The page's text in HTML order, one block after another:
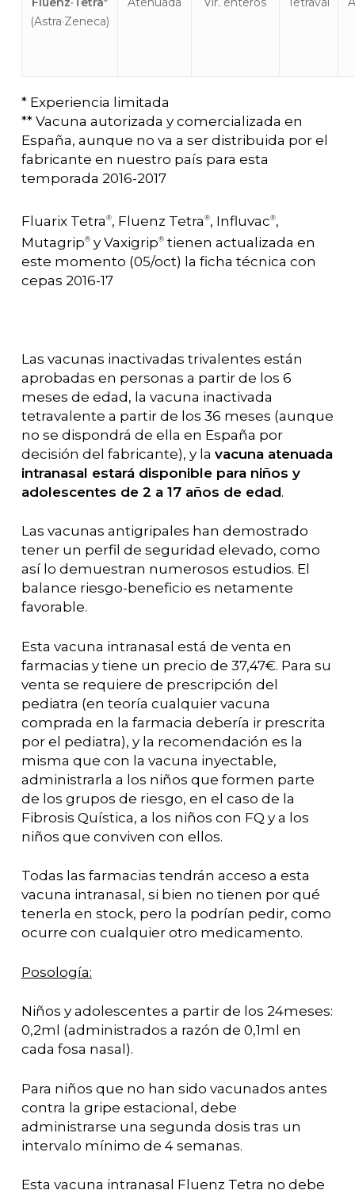
(Astra·Zeneca)
* Experiencia limitada
** Vacuna autorizada y comercializada en
España, aunque no va a ser distribuida por el
fabricante en nuestro país para esta
temporada 2016-2017
Fluarix Tetra ®, Fluenz Tetra ®, Influvac®,
Mutagrip®y Vaxigrip®tienen actualizada en
este momento (05/oct) la ficha técnica con
cepas 2016-17
Las vacunas inactivadas trivalentes están
aprobadas en personas a partir de los 6
meses de edad, la vacuna inactivada
tetravalente a partir de los 36 meses (aunque
no se dispondrá de ella en España por
decisión del fabricante), y la vacuna atenuada
intranasal estará disponible para niños y
adolescentes de 2 a 17 años de edad.
Las vacunas antigripales han demostrado
tener un perfil de seguridad elevado, como
así lo demuestran numerosos estudios. El
balance riesgo-beneficio es netamente
favorable.
Esta vacuna intranasal está de venta en
farmacias y tiene un precio de 37,47€. Para su
venta se requiere de prescripción del
pediatra (en teoría cualquier vacuna
comprada en la farmacia debería ir prescrita
por el pediatra), y la recomendación es la
misma que con la vacuna inyectable,
administrarla a los niños que formen parte
de los grupos de riesgo, en el caso de la
Fibrosis Quística, a los niños con FQ y a los
niños que conviven con ellos.
Todas las farmacias tendrán acceso a esta
vacuna intranasal, si bien no tienen por qué
tenerla en stock, pero la podrían pedir, como
ocurre con cualquier otro medicamento.
Posología:
Niños y adolescentes a partir de los 24meses:
0,2ml (administrados a razón de 0,1ml en
cada fosa nasal).
Para niños que no han sido vacunados antes
contra la gripe estacional, debe
administrarse una segunda dosis tras un
intervalo mínimo de 4 semanas.
Esta vacuna intranasal Fluenz Tetra no debe